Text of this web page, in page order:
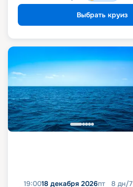
Выбрать круиз
19:0018 декабря 2026пт 8 дн/7